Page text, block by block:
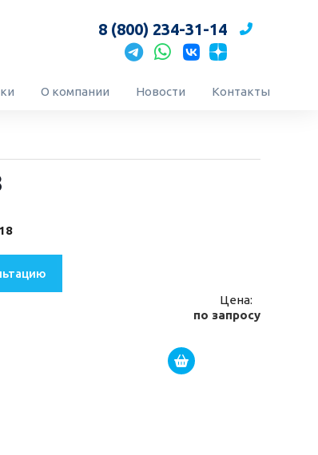
8 (800) 234-31-14
О компании Новости Контакты
Цена:
по запросу